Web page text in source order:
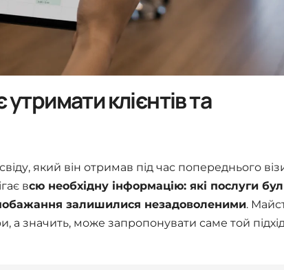
клієнтів та
який він отримав під час попереднього
всю необхідну інформацію: які послуги
побажання залишилися незадоволеними.
а значить, може запропонувати саме той